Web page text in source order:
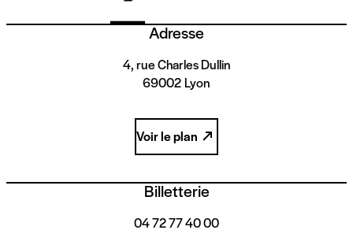
Adresse
4, rue Charles Dullin
69002 Lyon
Voir le plan
Billetterie
04 72 77 40 00